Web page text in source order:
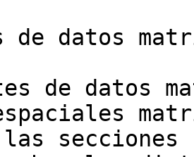
de datos
de datos
las